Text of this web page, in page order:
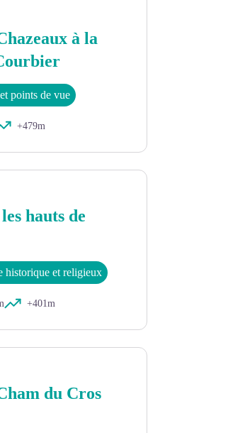
à la
points de vue
+479m
hauts de
historique et religieux
+401m
du Cros